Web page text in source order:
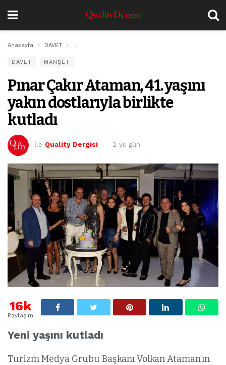
Anasayfa DAVET Pınar Çakır Ataman, 41. yaşını yakın dostlarıyla
DAVET MANŞET
Pınar Çakır Ataman, 41. yaşını
yakın dostlarıyla birlikte
kutladı
İle Quality Dergisi 2 yıl gün
16k
Paylaşım
Yeni yaşını kutladı
Turizm Medya Grubu Başkanı Volkan Ataman’ın